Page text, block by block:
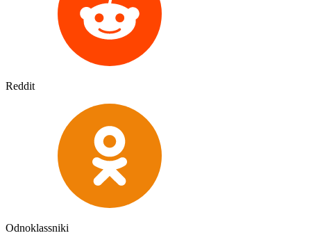
Reddit
Odnoklassniki